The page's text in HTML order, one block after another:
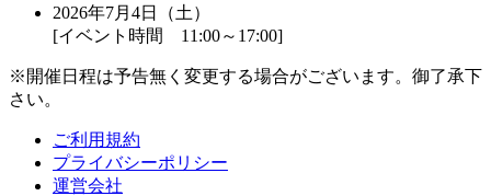
2026年7月4日（土）
[イベント時間 11:00～17:00]
※開催日程は予告無く変更する場合がございます。御了承下
さい。
ご利用規約
プライバシーポリシー
運営会社